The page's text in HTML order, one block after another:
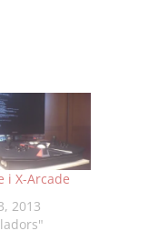
i X-Arcade
2013